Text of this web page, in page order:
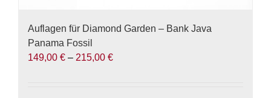
Auflagen für Diamond Garden – Bank Java
Panama Fossil
149,00 € – 215,00 €